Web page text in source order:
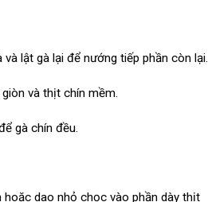
lật gà lại để nướng tiếp phần còn lại.
và thịt chín mềm.
gà chín đều.
dao nhỏ chọc vào phần dày thịt